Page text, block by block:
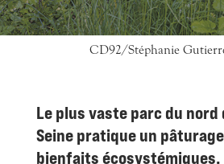
CD92/Stéphanie
Le plus vaste parc du
Seine pratique un
bienfaits écosystémiques.